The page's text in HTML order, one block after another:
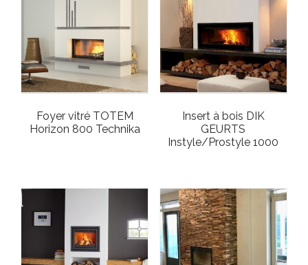
Foyer vitré TOTEM
Horizon 800 Technika
Insert à bois DIK
GEURTS
Instyle/Prostyle 1000